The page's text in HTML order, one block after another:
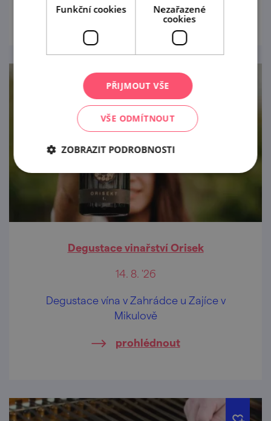
prohlédnout
Degustace vinařství Orisek
14. 8. '26
Degustace vína v Zahrádce u Zajíce v
Mikulově
prohlédnout
Funkční cookies
Nezařazené
cookies
PŘIJMOUT VŠE
VŠE ODMÍTNOUT
ZOBRAZIT PODROBNOSTI